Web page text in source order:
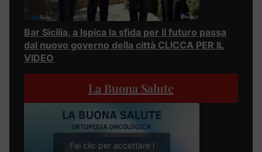
Bar Sicilia, a Ispica la sfida per il futuro passa
dal nuovo governo della città CLICCA PER IL
VIDEO
La Buona Salute
Fai clic per accettare i